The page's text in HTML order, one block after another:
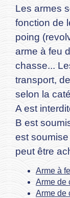
Les armes
fonction de
poing
arme à feu
chasse...
transport,
selon la
A est
B est
est
peut être
Arme à
Arme de
Arme de